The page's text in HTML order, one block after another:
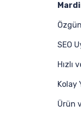
SEO
Hızlı
Kolay
Ürün